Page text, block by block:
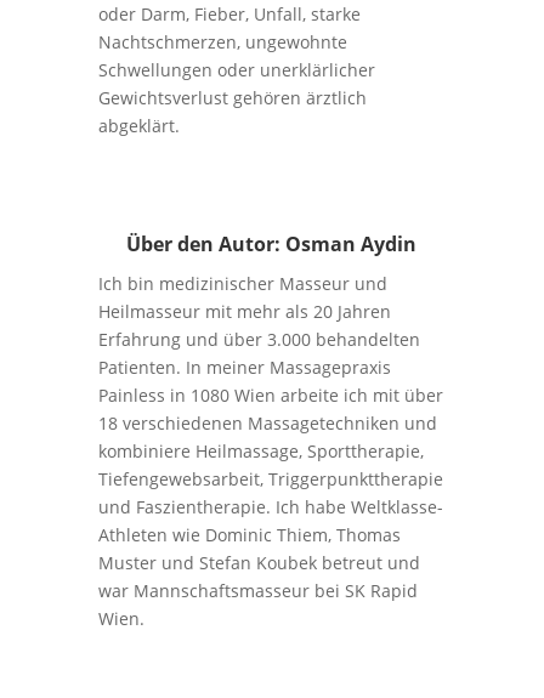
oder Darm, Fieber, Unfall, starke
Nachtschmerzen, ungewohnte
Schwellungen oder unerklärlicher
Gewichtsverlust gehören ärztlich
abgeklärt.
Über den Autor: Osman Aydin
Ich bin medizinischer Masseur und
Heilmasseur mit mehr als 20 Jahren
Erfahrung und über 3.000 behandelten
Patienten. In meiner Massagepraxis
Painless in 1080 Wien arbeite ich mit über
18 verschiedenen Massagetechniken und
kombiniere Heilmassage, Sporttherapie,
Tiefengewebsarbeit, Triggerpunkttherapie
und Faszientherapie. Ich habe Weltklasse-
Athleten wie Dominic Thiem, Thomas
Muster und Stefan Koubek betreut und
war Mannschaftsmasseur bei SK Rapid
Wien.